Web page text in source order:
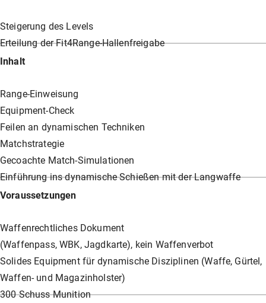
Steigerung des Levels
Erteilung der Fit4Range-Hallenfreigabe
Inhalt
Range-Einweisung
Equipment-Check
Feilen an dynamischen Techniken
Matchstrategie
Gecoachte Match-Simulationen
Einführung ins dynamische Schießen mit der Langwaffe
Voraussetzungen
Waffenrechtliches Dokument
(Waffenpass, WBK, Jagdkarte), kein Waffenverbot
Solides Equipment für dynamische Disziplinen (Waffe, Gürtel,
Waffen- und Magazinholster)
300 Schuss Munition